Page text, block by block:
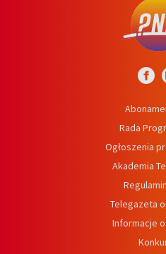
Rada
Ogłoszenia
Akademia
Telegazeta
Informacje